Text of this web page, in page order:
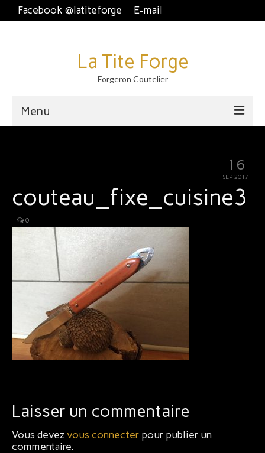
Facebook @latiteforge E-mail
La Tite Forge
Forgeron Coutelier
Menu
Brut de forge
Piémontais et crans plat.
Couteau fixe et dague
À table
16
SEP 2017
couteau_fixe_cuisine3
0
Laisser un commentaire
Vous devez vous connecter pour publier un
commentaire.